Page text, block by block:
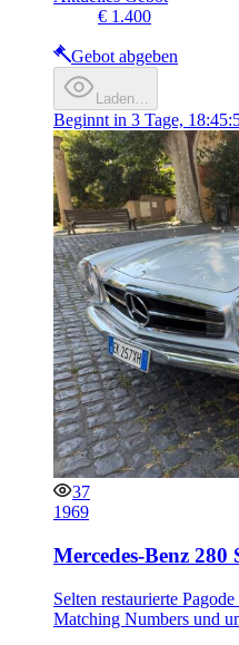
€ 1.400
Gebot abgeben
Laden…
Beginnt in 3 Tage,
37
1969
Mercedes-Benz 280
Selten restaurierte
Matching Numbers und